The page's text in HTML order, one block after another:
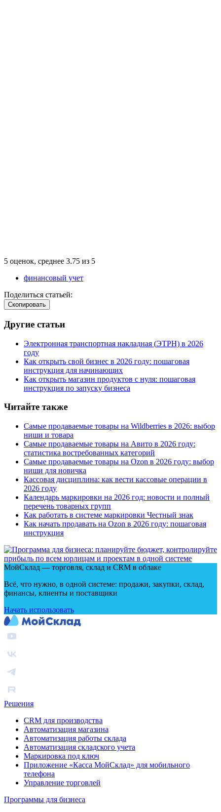
5 оценок, среднее 3.75 из 5
финансовый учет
Поделиться статьей:
Cкопировать
Другие статьи
Электронная транспортная накладная (ЭТРН) в 2026
году
Как открыть свой бизнес в 2026 году: пошаговая
инструкция для начинающих
Как открыть магазин продуктов с нуля: пошаговая
инструкция по запуску бизнеса
Читайте также
Самые продаваемые товары на Wildberries в 2026: выбор
ниши и товара
Самые продаваемые товары на Авито в 2026 году:
статистика востребованных категорий
Самые продаваемые товары на Ozon в 2026 году: выбор
ниши для новичка
Кассовая дисциплина: как вести кассовые операции в
2026 году
Календарь маркировки на 2026 год: новости и полный
перечень товарных групп
Как работать в системе маркировки Честный знак
Как начать продавать на Ozon в 2026 году: пошаговая
инструкция
МойСклад — торговля, склад и CRM в облаке
Всё, что нужно, в одной системе: продажи, закупки, склад,
финансы, клиенты и поставщики
Начать использовать
Решения
CRM для производства
Автоматизация магазина
Автоматизация работы склада
Автоматизация складского учета
Маркировка под ключ
Приложение «Касса МойСклад» для мобильного
телефона
Управление торговлей
Программы для бизнеса